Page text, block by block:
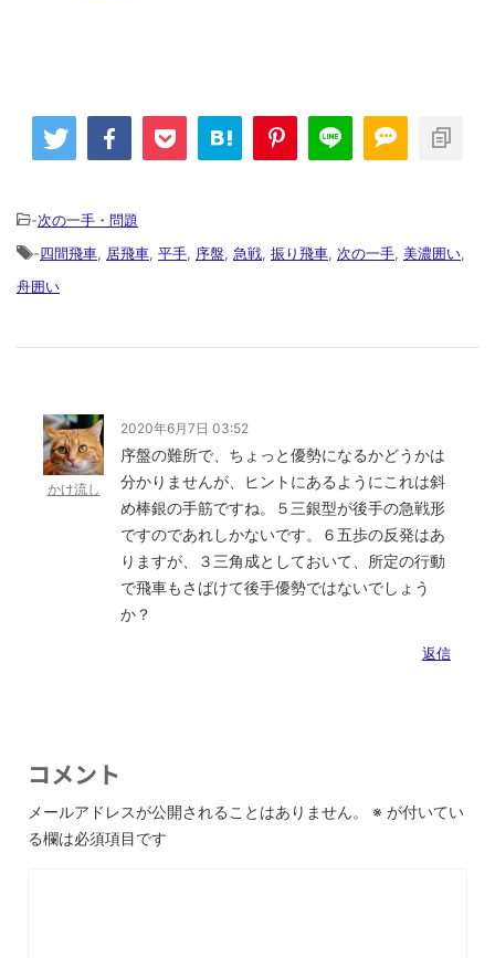
-次の一手・問題
-四間飛車, 居飛車, 平手, 序盤, 急戦, 振り飛車, 次の一手, 美濃囲い,
舟囲い
かけ流し
2020年6月7日 03:52
序盤の難所で、ちょっと優勢になるかどうかは
分かりませんが、ヒントにあるようにこれは斜
め棒銀の手筋ですね。５三銀型が後手の急戦形
ですのであれしかないです。６五歩の反発はあ
りますが、３三角成としておいて、所定の行動
で飛車もさばけて後手優勢ではないでしょう
か？
返信
コメント
メールアドレスが公開されることはありません。 ※ が付いてい
る欄は必須項目です